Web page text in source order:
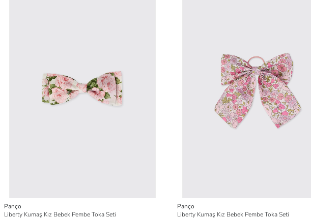
Panço
Liberty Kumaş Kız Bebek Pembe Toka Seti
Panço
Liberty Kumaş Kız Bebek Pembe Toka Seti